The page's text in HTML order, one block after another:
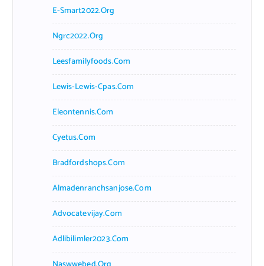
E-Smart2022.org
Ngrc2022.org
Leesfamilyfoods.com
Lewis-Lewis-Cpas.com
Eleontennis.com
Cyetus.com
Bradfordshops.com
Almadenranchsanjose.com
Advocatevijay.com
Adlibilimler2023.com